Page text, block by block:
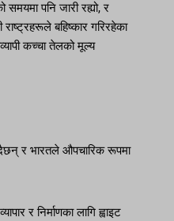
पनि जारी रह्यो, र
राष्ट्रहरूले बहिष्कार गरिरहेका
कच्चा तेलको मूल्य
र भारतले औपचारिक रूपमा
र निर्माणका लागि ह्वाइट